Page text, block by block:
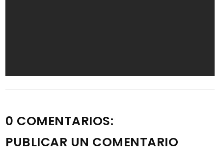
0 COMENTARIOS:
PUBLICAR UN COMENTARIO